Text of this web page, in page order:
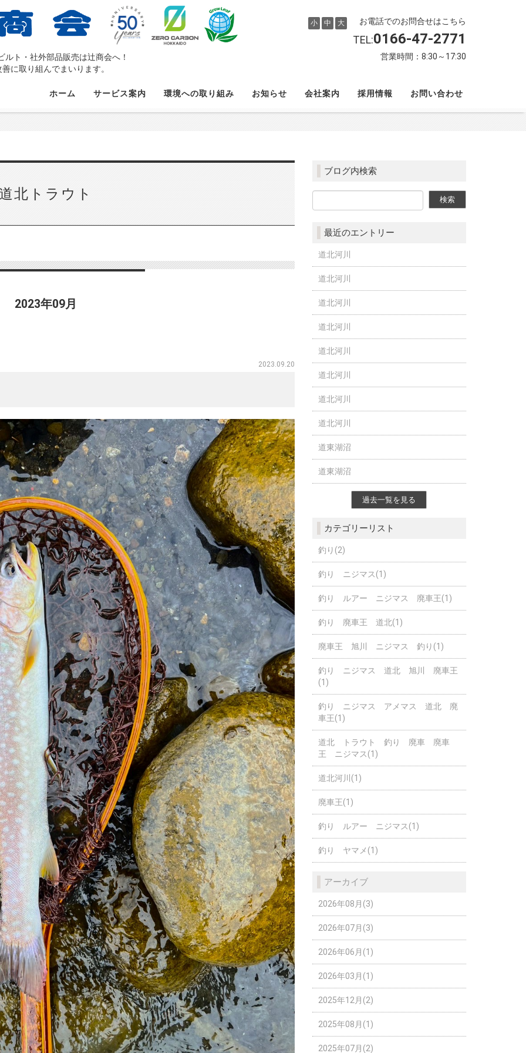
ト・社外部品販売は辻󠄀商会へ！
に取り組んでまいります。
お電話でのお問合せはこちら
TEL:0166-47-2771
営業時間：8:30～17:30
小 中 大
ホーム サービス案内 環境への取り組み お知らせ 会社案内 採用情報 お問い合わせ
北トラウト
2023年09月
2023.09.20
ブログ内検索
最近のエントリー
道北河川
道北河川
道北河川
道北河川
道北河川
道北河川
道北河川
道北河川
道東湖沼
道東湖沼
過去一覧を見る
カテゴリーリスト
釣り(2)
釣り ニジマス(1)
釣り ルアー ニジマス 廃車王(1)
釣り 廃車王 道北(1)
廃車王 旭川 ニジマス 釣り(1)
釣り ニジマス 道北 旭川 廃車王
(1)
釣り ニジマス アメマス 道北 廃
車王(1)
道北 トラウト 釣り 廃車 廃車
王 ニジマス(1)
道北河川(1)
廃車王(1)
釣り ルアー ニジマス(1)
釣り ヤマメ(1)
アーカイブ
2026年08月(3)
2026年07月(3)
2026年06月(1)
2026年03月(1)
2025年12月(2)
2025年08月(1)
2025年07月(2)